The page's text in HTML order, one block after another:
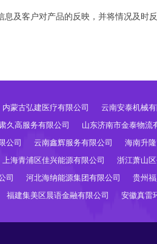
及客户对产品的反映，并将情况及时
内蒙古弘建医疗有限公司 云南安泰机械有
久高服务有限公司 山东济南市金泰物流
公司 云南鑫辉服务有限公司 海南升
上海青浦区佳兴能源有限公司 浙江萧山
司 河北海纳能源集团有限公司 贵州
福建集美区晨语金融有限公司 安徽真雷